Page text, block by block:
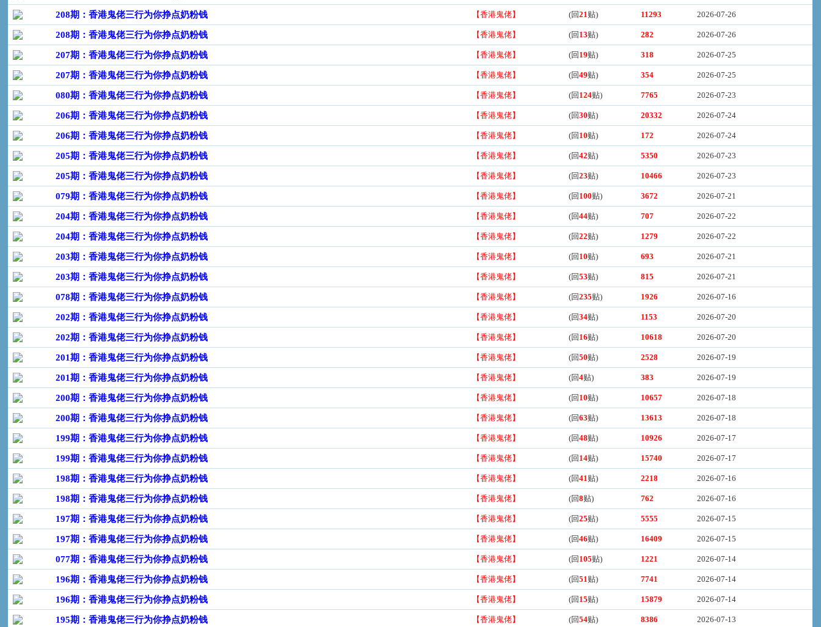
208期：香港鬼佬三行为你挣点奶粉钱 【香港鬼佬】 (回21贴) 11293 2026-07-26
208期：香港鬼佬三行为你挣点奶粉钱 【香港鬼佬】 (回 13贴) 282 2026-07-26
207期：香港鬼佬三行为你挣点奶粉钱 【香港鬼佬】 (回 19贴) 318 2026-07-25
207期：香港鬼佬三行为你挣点奶粉钱 【香港鬼佬】 (回49贴) 354 2026-07-25
080期：香港鬼佬三行为你挣点奶粉钱 【香港鬼佬】 (回 124贴) 7765 2026-07-23
206期：香港鬼佬三行为你挣点奶粉钱 【香港鬼佬】 (回30贴) 20332 2026-07-24
206期：香港鬼佬三行为你挣点奶粉钱 【香港鬼佬】 (回 10贴) 172 2026-07-24
205期：香港鬼佬三行为你挣点奶粉钱 【香港鬼佬】 (回42贴) 5350 2026-07-23
205期：香港鬼佬三行为你挣点奶粉钱 【香港鬼佬】 (回23贴) 10466 2026-07-23
079期：香港鬼佬三行为你挣点奶粉钱 【香港鬼佬】 (回 100贴) 3672 2026-07-21
204期：香港鬼佬三行为你挣点奶粉钱 【香港鬼佬】 (回44贴) 707 2026-07-22
204期：香港鬼佬三行为你挣点奶粉钱 【香港鬼佬】 (回22贴) 1279 2026-07-22
203期：香港鬼佬三行为你挣点奶粉钱 【香港鬼佬】 (回 10贴) 693 2026-07-21
203期：香港鬼佬三行为你挣点奶粉钱 【香港鬼佬】 (回53贴) 815 2026-07-21
078期：香港鬼佬三行为你挣点奶粉钱 【香港鬼佬】 (回235贴) 1926 2026-07-16
202期：香港鬼佬三行为你挣点奶粉钱 【香港鬼佬】 (回34贴) 1153 2026-07-20
202期：香港鬼佬三行为你挣点奶粉钱 【香港鬼佬】 (回 16贴) 10618 2026-07-20
201期：香港鬼佬三行为你挣点奶粉钱 【香港鬼佬】 (回50贴) 2528 2026-07-19
201期：香港鬼佬三行为你挣点奶粉钱 【香港鬼佬】 (回4贴) 383 2026-07-19
200期：香港鬼佬三行为你挣点奶粉钱 【香港鬼佬】 (回 10贴) 10657 2026-07-18
200期：香港鬼佬三行为你挣点奶粉钱 【香港鬼佬】 (回63贴) 13613 2026-07-18
199期：香港鬼佬三行为你挣点奶粉钱 【香港鬼佬】 (回48贴) 10926 2026-07-17
199期：香港鬼佬三行为你挣点奶粉钱 【香港鬼佬】 (回 14贴) 15740 2026-07-17
198期：香港鬼佬三行为你挣点奶粉钱 【香港鬼佬】 (回41贴) 2218 2026-07-16
198期：香港鬼佬三行为你挣点奶粉钱 【香港鬼佬】 (回8贴) 762 2026-07-16
197期：香港鬼佬三行为你挣点奶粉钱 【香港鬼佬】 (回25贴) 5555 2026-07-15
197期：香港鬼佬三行为你挣点奶粉钱 【香港鬼佬】 (回46贴) 16409 2026-07-15
077期：香港鬼佬三行为你挣点奶粉钱 【香港鬼佬】 (回 105贴) 1221 2026-07-14
196期：香港鬼佬三行为你挣点奶粉钱 【香港鬼佬】 (回51贴) 7741 2026-07-14
196期：香港鬼佬三行为你挣点奶粉钱 【香港鬼佬】 (回 15贴) 15879 2026-07-14
195期：香港鬼佬三行为你挣点奶粉钱 【香港鬼佬】 (回54贴) 8386 2026-07-13